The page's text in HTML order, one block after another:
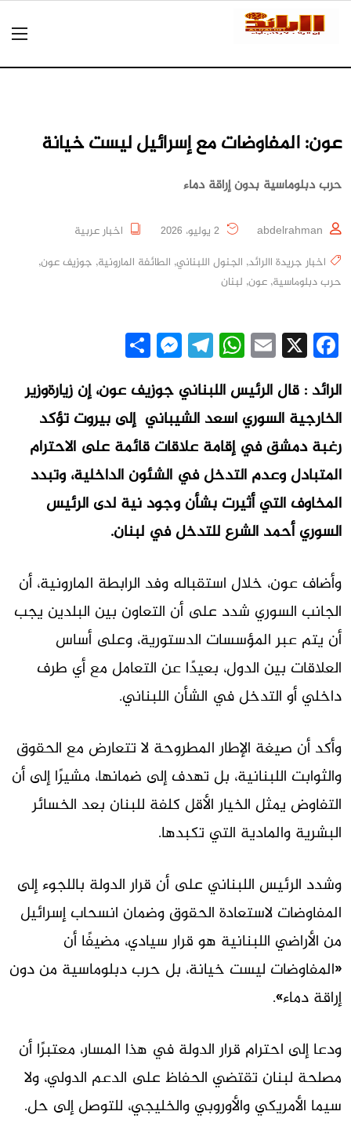
عون: المفاوضات مع إسرائيل ليست خيانة
حرب دبلوماسية بدون إراقة دماء
abdelrahman
اخبار عربية
اخبار جريدة االرائد, الجنول اللبناني, الطائفة المارونية, جوزيف عون,
حرب دبلوماسية, عون, لبنان
Facebook
X
Email
WhatsApp
Telegram
Messenger
الرائد : قال الرئيس اللبناني جوزيف عون، إن زيارةوزير
الخارجية السوري اسعد الشيباني إلى بيروت تؤكد
رغبة دمشق في إقامة علاقات قائمة على الاحترام
المتبادل وعدم التدخل في الشئون الداخلية، وتبدد
المخاوف التي أثيرت بشأن وجود نية لدى الرئيس
السوري أحمد الشرع للتدخل في لبنان.
وأضاف عون، خلال استقباله وفد الرابطة المارونية، أن
الجانب السوري شدد على أن التعاون بين البلدين يجب
أن يتم عبر المؤسسات الدستورية، وعلى أساس
العلاقات بين الدول، بعيدًا عن التعامل مع أي طرف
داخلي أو التدخل في الشأن اللبناني.
وأكد أن صيغة الإطار المطروحة لا تتعارض مع الحقوق
والثوابت اللبنانية، بل تهدف إلى ضمانها، مشيرًا إلى أن
التفاوض يمثل الخيار الأقل كلفة للبنان بعد الخسائر
البشرية والمادية التي تكبدها.
وشدد الرئيس اللبناني على أن قرار الدولة باللجوء إلى
المفاوضات لاستعادة الحقوق وضمان انسحاب إسرائيل
من الأراضي اللبنانية هو قرار سيادي، مضيفًا أن
«المفاوضات ليست خيانة، بل حرب دبلوماسية من دون
إراقة دماء».
ودعا إلى احترام قرار الدولة في هذا المسار، معتبرًا أن
مصلحة لبنان تقتضي الحفاظ على الدعم الدولي، ولا
سيما الأمريكي والأوروبي والخليجي، للتوصل إلى حل.